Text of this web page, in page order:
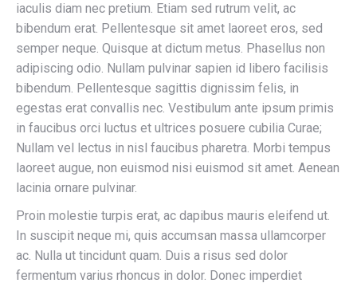
iaculis diam nec pretium. Etiam sed rutrum velit, ac
bibendum erat. Pellentesque sit amet laoreet eros, sed
semper neque. Quisque at dictum metus. Phasellus non
adipiscing odio. Nullam pulvinar sapien id libero facilisis
bibendum. Pellentesque sagittis dignissim felis, in
egestas erat convallis nec. Vestibulum ante ipsum primis
in faucibus orci luctus et ultrices posuere cubilia Curae;
Nullam vel lectus in nisl faucibus pharetra. Morbi tempus
laoreet augue, non euismod nisi euismod sit amet. Aenean
lacinia ornare pulvinar.
Proin molestie turpis erat, ac dapibus mauris eleifend ut.
In suscipit neque mi, quis accumsan massa ullamcorper
ac. Nulla ut tincidunt quam. Duis a risus sed dolor
fermentum varius rhoncus in dolor. Donec imperdiet